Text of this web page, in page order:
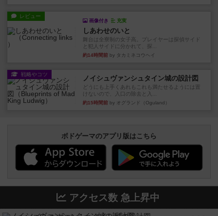
レビュー
画像付き 充実
しあわせのいと
舞台は全寮制の女子高。プレイヤーは探偵サイド
と犯人サイドに分かれて、探...
約14時間前 by タカミネコウヘイ
戦略やコツ ノイシュヴァンシュタイン城の設計図
どうにも上手くあれもこれも満たせるようには置
けないので、入口の除去と入...
約15時間前 by オグランド（Oguland）
ボドゲーマのアプリ版はこちら
アクセス数 急上昇中